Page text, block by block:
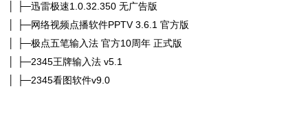
│ ├─迅雷极速1.0.32.350 无广告版
│ ├─网络视频点播软件PPTV 3.6.1 官方版
│ ├─极点五笔输入法 官方10周年 正式版
│ ├─2345王牌输入法 v5.1
│ ├─2345看图软件v9.0